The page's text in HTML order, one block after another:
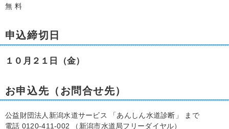
無 料
申込締切日
１０月２１日（金）
お申込先（お問合せ先）
公益財団法人新潟水道サービス 「あんしん水道診断」 まで
電話 0120-411-002 （新潟市水道局フリーダイヤル）